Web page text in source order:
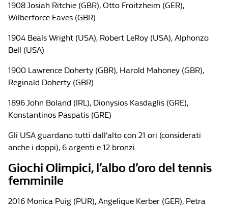
1908 Josiah Ritchie (GBR), Otto Froitzheim (GER),
Wilberforce Eaves (GBR)
1904 Beals Wright (USA), Robert LeRoy (USA), Alphonzo
Bell (USA)
1900 Lawrence Doherty (GBR), Harold Mahoney (GBR),
Reginald Doherty (GBR)
1896 John Boland (IRL), Dionysios Kasdaglis (GRE),
Konstantinos Paspatis (GRE)
Gli USA guardano tutti dall’alto con 21 ori (considerati
anche i doppi), 6 argenti e 12 bronzi.
Giochi Olimpici, l’albo d’oro del tennis
femminile
2016 Monica Puig (PUR), Angelique Kerber (GER), Petra